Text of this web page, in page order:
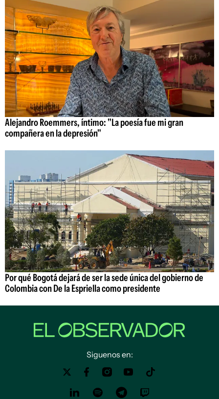
Alejandro Roemmers, íntimo: "La poesía fue mi gran
compañera en la depresión"
Por qué Bogotá dejará de ser la sede única del gobierno de
Colombia con De la Espriella como presidente
Siguenos en: